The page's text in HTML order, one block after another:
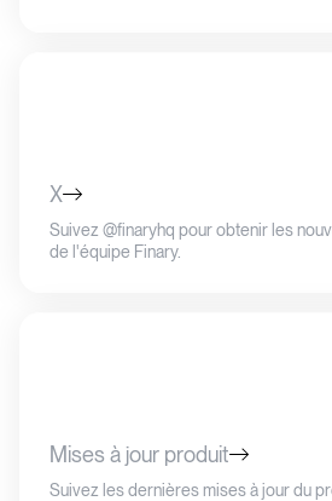
X
Suivez @finaryhq pour obtenir les
de l'équipe Finary.
Mises à jour produit
Suivez les dernières mises à jour du